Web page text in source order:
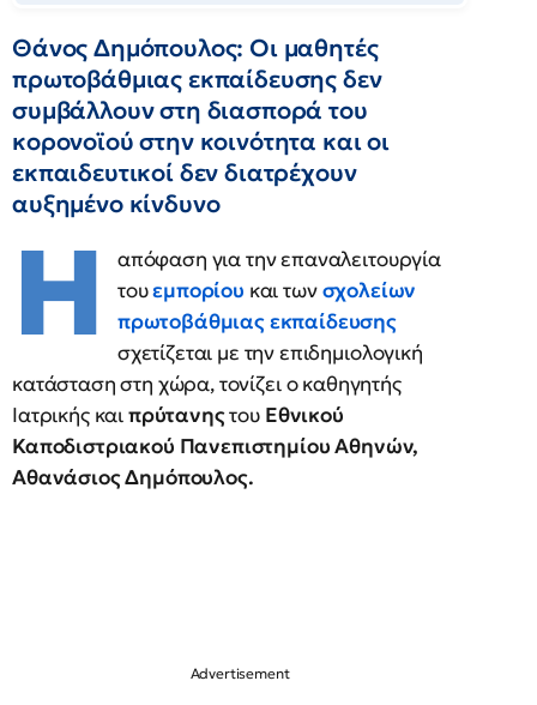
Θάνος Δημόπουλος: Οι μαθητές
πρωτοβάθμιας εκπαίδευσης δεν
συμβάλλουν στη διασπορά του
κορονοϊού στην κοινότητα και οι
εκπαιδευτικοί δεν διατρέχουν
αυξημένο κίνδυνο
Η
απόφαση για την επαναλειτουργία
τουεμπορίου και τωνσχολείων
πρωτοβάθμιας εκπαίδευσης
σχετίζεται με την επιδημιολογική
κατάσταση στη χώρα, τονίζει ο καθηγητής
Ιατρικής καιπρύτανηςτου Εθνικού
Καποδιστριακού Πανεπιστημίου Αθηνών,
Αθανάσιος Δημόπουλος.